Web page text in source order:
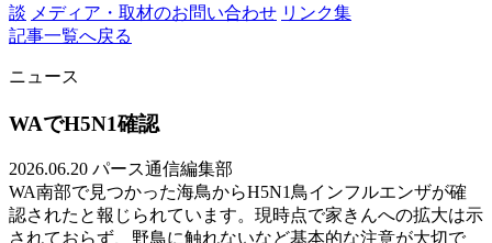
談 メディア・取材のお問い合わせ リンク集
記事一覧へ戻る
ニュース
WAでH5N1確認
2026.06.20 パース通信編集部
WA南部で見つかった海鳥からH5N1鳥インフルエンザが確
認されたと報じられています。現時点で家きんへの拡大は示
されておらず、野鳥に触れないなど基本的な注意が大切で